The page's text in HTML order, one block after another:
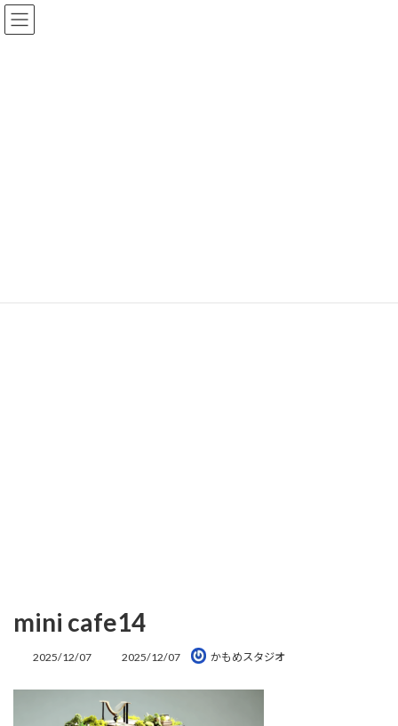
コ
ン
ナ
ビ
mini cafe14
2025/12/07
最
新
日
2025/12/07 かもめスタジオ